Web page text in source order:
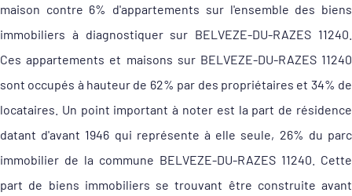
maison contre 6% d'appartements sur l'ensemble des biens
immobiliers à diagnostiquer sur BELVEZE-DU-RAZES 11240.
Ces appartements et maisons sur BELVEZE-DU-RAZES 11240
sont occupés à hauteur de 62% par des propriétaires et 34% de
locataires. Un point important à noter est la part de résidence
datant d'avant 1946 qui représente à elle seule, 26% du parc
immobilier de la commune BELVEZE-DU-RAZES 11240. Cette
part de biens immobiliers se trouvant être construite avant